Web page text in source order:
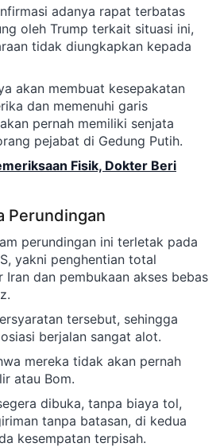
adanya rapat terbatas
oleh Trump terkait situasi ini,
tidak diungkapkan kepada
akan membuat kesepakatan
dan memenuhi garis
pernah memiliki senjata
pejabat di Gedung Putih.
Fisik, Dokter Beri
Perundingan
perundingan ini terletak pada
yakni penghentian total
Iran dan pembukaan akses bebas
tersebut, sehingga
berjalan sangat alot.
mereka tidak akan pernah
atau Bom.
dibuka, tanpa biaya tol,
tanpa batasan, di kedua
kesempatan terpisah.